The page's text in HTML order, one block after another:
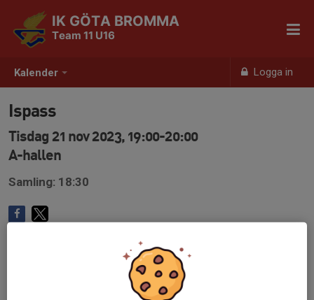
Kalender Logga in
IK GÖTA BROMMA
Team 11 U16
Ispass
Tisdag 21 nov 2023, 19:00-20:00
A-hallen
Samling: 18:30